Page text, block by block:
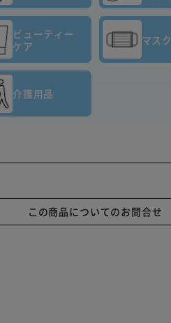
ビューティー
ケア
マスク
介護用品
この商品についてのお問合せ